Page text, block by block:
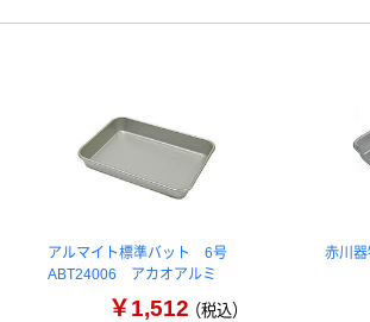
アルマイト標準バット 6号
ABT24006 アカオアルミ
￥1,512（税込）
赤川